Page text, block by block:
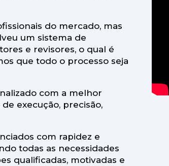
do mercado, mas
um sistema de
e revisores, o qual é
que todo o processo seja
com a melhor
execução, precisão,
com rapidez e
todas as necessidades
qualificadas, motivadas e